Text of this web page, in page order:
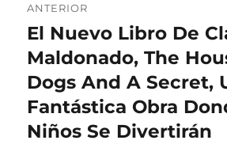
de
entradas
ANTERIOR
Entrada
anterior:
El Nuevo Libro De
Maldonado, The
Dogs And A Secret,
Fantástica Obra
Niños Se Divertirán